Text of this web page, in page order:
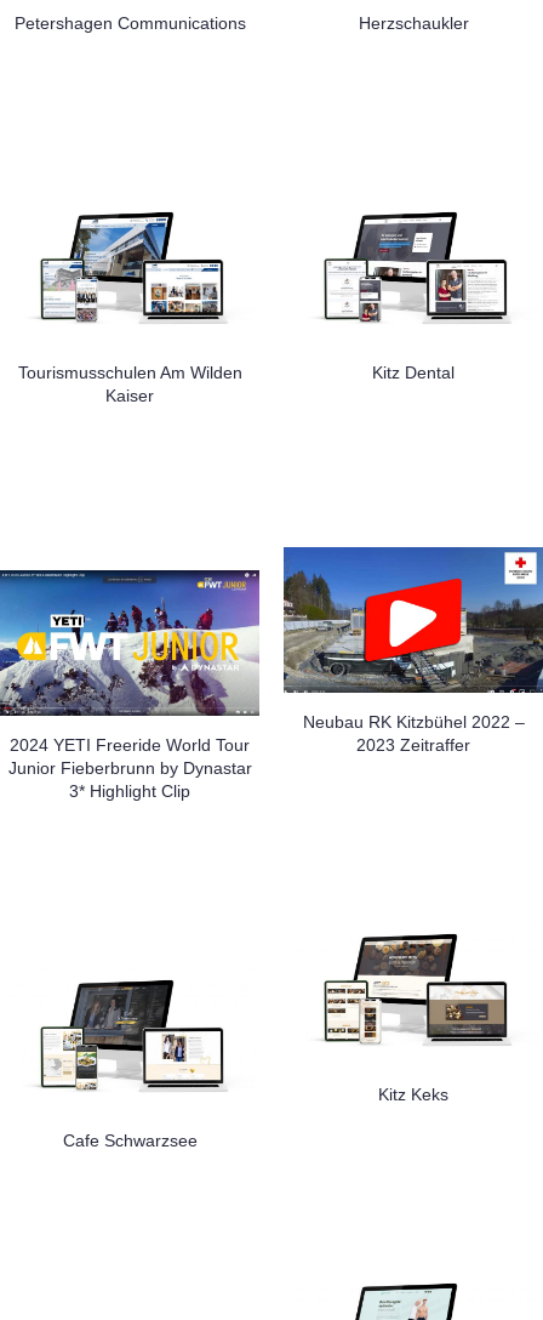
Petershagen Communications Herzschaukler
Tourismusschulen Am Wilden
Kaiser
Kitz Dental
Neubau RK Kitzbühel 2022 –
2023 Zeitraffer
2024 YETI Freeride World Tour
Junior Fieberbrunn by Dynastar
3* Highlight Clip
Kitz Keks
Cafe Schwarzsee